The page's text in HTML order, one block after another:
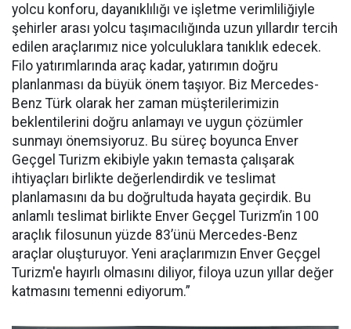
yolcu konforu, dayanıklılığı ve işletme verimliliğiyle
şehirler arası yolcu taşımacılığında uzun yıllardır tercih
edilen araçlarımız nice yolculuklara tanıklık edecek.
Filo yatırımlarında araç kadar, yatırımın doğru
planlanması da büyük önem taşıyor. Biz Mercedes-
Benz Türk olarak her zaman müşterilerimizin
beklentilerini doğru anlamayı ve uygun çözümler
sunmayı önemsiyoruz. Bu süreç boyunca Enver
Geçgel Turizm ekibiyle yakın temasta çalışarak
ihtiyaçları birlikte değerlendirdik ve teslimat
planlamasını da bu doğrultuda hayata geçirdik. Bu
anlamlı teslimat birlikte Enver Geçgel Turizm’in 100
araçlık filosunun yüzde 83’ünü Mercedes-Benz
araçlar oluşturuyor. Yeni araçlarımızın Enver Geçgel
Turizm'e hayırlı olmasını diliyor, filoya uzun yıllar değer
katmasını temenni ediyorum.”